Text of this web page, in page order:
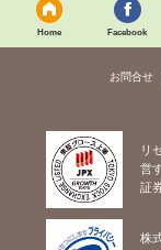
Home Facebook
お問合せ
リ
営
証
株